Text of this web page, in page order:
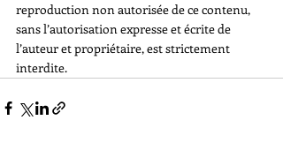
reproduction non autorisée de ce contenu,
sans l’autorisation expresse et écrite de
l’auteur et propriétaire, est strictement
interdite.